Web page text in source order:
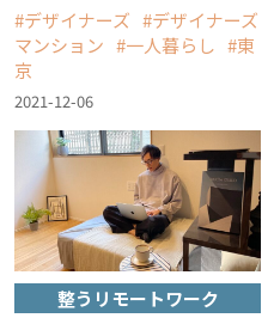
デザイナーズ
デザイナーズ
マンション
一人暮らし
東
京
2021-12-06
整うリモートワーク